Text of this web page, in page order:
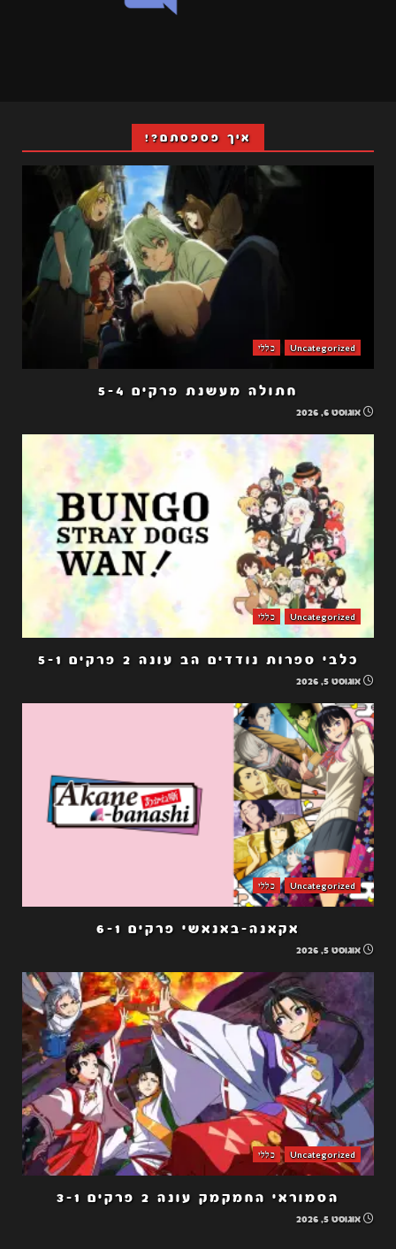
איך פספסתם?!
Uncategorized כללי
חתולה מעשנת פרקים 5-4
אוגוסט 6, 2026
Uncategorized כללי
כלבי ספרות נודדים הב עונה 2 פרקים 5-1
אוגוסט 5, 2026
Uncategorized כללי
אקאנה-באנאשי פרקים 6-1
אוגוסט 5, 2026
Uncategorized כללי
הסמוראי החמקמק עונה 2 פרקים 3-1
אוגוסט 5, 2026